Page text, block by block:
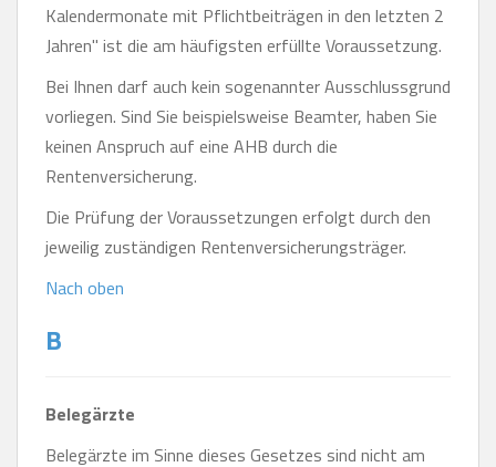
Kalendermonate mit Pflichtbeiträgen in den letzten 2
Jahren" ist die am häufigsten erfüllte Voraussetzung.
Bei Ihnen darf auch kein sogenannter Ausschlussgrund
vorliegen. Sind Sie beispielsweise Beamter, haben Sie
keinen Anspruch auf eine AHB durch die
Rentenversicherung.
Die Prüfung der Voraussetzungen erfolgt durch den
jeweilig zuständigen Rentenversicherungsträger.
Nach oben
B
Belegärzte
Belegärzte im Sinne dieses Gesetzes sind nicht am